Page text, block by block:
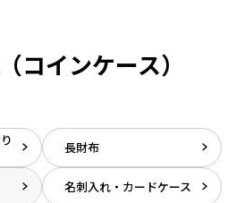
コインケース）
長財布
名刺入れ・カードケース